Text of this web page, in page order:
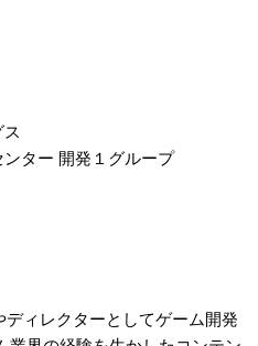
ター 開発１グループ
ィレクターとしてゲーム開発